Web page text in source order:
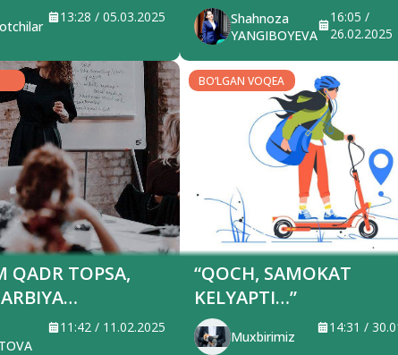
13:28 / 05.03.2025
Shahnoza
YANGIBOYEVA
16:05 /
26.02.2025
QADR TOPSA,
11:42 / 11.02.2025
BO‘LGAN VOQEA
“QOCH, SAMOKAT
KELYAPTI…”
Muxbirimiz
14:31 /